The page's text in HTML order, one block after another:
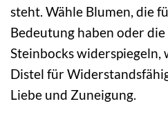
steht. Wähle Blumen, die
Bedeutung haben oder
Steinbocks widerspiegeln,
Distel für
Liebe und Zuneigung.